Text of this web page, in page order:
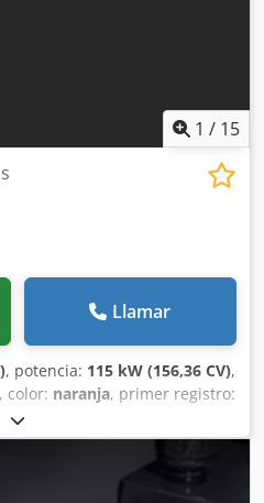
1 / 15
Llamar
, potencia: 115 kW (156,36 CV),
, color: naranja, primer registro:
2012
general Dodpfx Ajy
2012 Número de serie:
técnica Número de